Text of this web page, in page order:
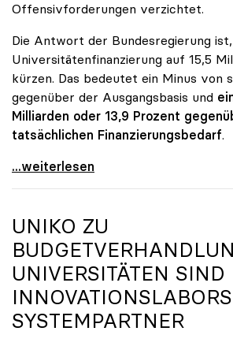
Offensivforderungen verzichtet.
Die Antwort der Bundesregierung
Universitätenfinanzierung auf 15,5
kürzen. Das bedeutet ein Minus von
gegenüber der Ausgangsbasis und
Milliarden oder 13,9 Prozent
tatsächlichen Finanzierungsbedarf.
\"Österreich ist für die heimischen
...weiterlesen
UNIKO ZU
UNIVERSITÄTEN SIND
SYSTEMPARTNER